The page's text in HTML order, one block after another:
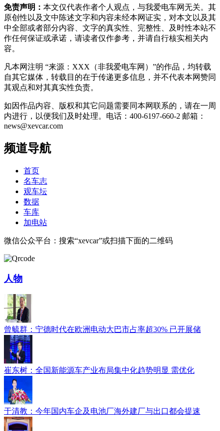
免责声明： 本文仅代表作者个人观点，与我爱电车网无关。其
原创性以及文中陈述文字和内容未经本网证实，对本文以及其
中全部或者部分内容、文字的真实性、完整性、及时性本站不
作任何保证或承诺，请读者仅作参考，并请自行核实相关内
容。
凡本网注明 “来源：XXX（非我爱电车网）”的作品，均转载
自其它媒体，转载目的在于传递更多信息，并不代表本网赞同
其观点和对其真实性负责。
如因作品内容、版权和其它问题需要同本网联系的，请在一周
内进行，以便我们及时处理。电话：400-6197-660-2 邮箱：
news@xevcar.com
频道导航
首页
名车志
观车坛
数据
车库
加电站
微信公众平台：搜索“xevcar”或扫描下面的二维码
人物
曾毓群：宁德时代在欧洲电动大巴市占率超30% 已开展储
崔东树：全国新能源车产业布局集中化趋势明显 需优化
于清教：今年国内车企及电池厂海外建厂与出口都会提速